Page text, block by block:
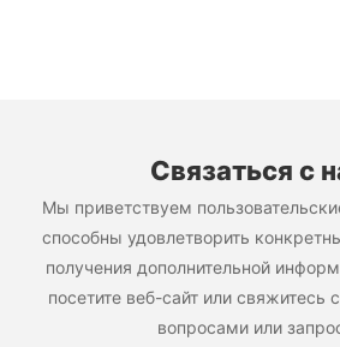
Связаться с
Мы приветствуем
способны удовлетворить
получения дополнительной
посетите веб-сайт или
вопросами или